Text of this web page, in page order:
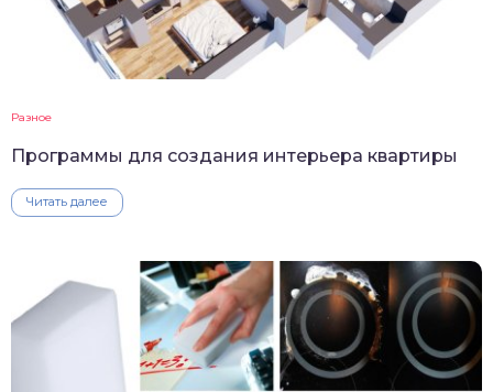
Разное
Программы для создания интерьера квартиры
Читать далее